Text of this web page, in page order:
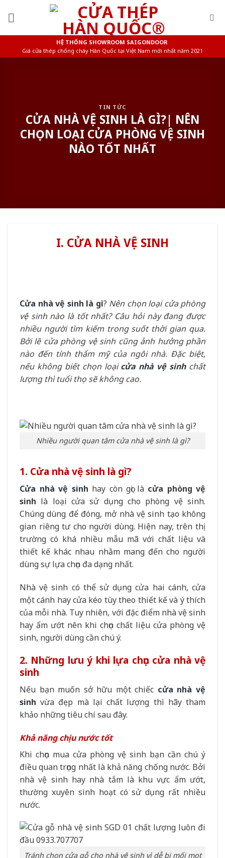
HỆ THỐNG SHOWROOM SAIGONDOOR
Giá cửa thép chống cháy Hàn Quốc tại Việt Nam mới nhất năm 2021
TIN TỨC
CỬA NHÀ VỆ SINH LÀ GÌ?| NÊN
CHỌN LOẠI CỬA PHÒNG VỆ SINH
NÀO TỐT NHẤT
I. CỬA NHÀ VỆ SINH
Cửa nhà vệ sinh là gì? Nên chọn loại cửa phòng
vệ sinh nào là tốt nhất? Câu hỏi này đang được
nhiều người tìm kiếm trong suốt thời gian qua.
Bởi lẽ cửa phòng vệ sinh cũng ảnh hưởng phần
nào đến tính thẩm mỹ của ngôi nhà. Đặc biệt,
nếu không biết chọn loạicửa nhà vệ sinhchất
lượng thì tuổi thọ sẽ không cao.
Nhiều người quan tâm cửa nhà vệ sinh là gì?
1. Cửa nhà vệ sinh là gì?
Cửa nhà vệ sinh hay còn gọi là cửa phòng vệ
sinh là loại cửa sử dụng cho phòng vệ sinh.
Chúng dùng để đóng, mở nhà vệ sinh tạo không
gian riêng tư cho người dùng. Hiện nay, trên thị
trường có khá nhiều mẫu mã với chất liệu và
thiết kế khác nhau nhằm mang đến cho người
dùng sự lựa chọn đa dạng nhất.
Nhà vệ sinh có thể sử dụng cửa hai cánh, cửa
một cánh hay cửa kéo tùy theo thiết kế và ý thích
của mỗi nhà. Tuy nhiên, với đặc điểm nhà vệ sinh
hay ẩm ướt nên khi chọn chất liệu cửa phòng vệ
sinh, người dùng cần chú ý.
2. Những lưu ý khi lựa chọn cửa nhà vệ
sinh
Nếu bạn muốn sở hữu một chiếc cửa nhà vệ
sinh vừa đẹp mà lại chất lượng thì hãy tham
khảo những tiêu chí sau đây.
Khả năng chịu nước tốt
Khi chọn mua cửa phòng vệ sinh bạn cần chú ý
điều quan trọng nhất là khả năng chống nước. Bởi
nhà vệ sinh hay nhà tắm là khu vực ẩm ướt,
thường xuyên sinh hoạt có sử dụng rất nhiều
nước.
Tránh chọn cửa gỗ cho nhà vệ sinh vì dễ bị mối mọt